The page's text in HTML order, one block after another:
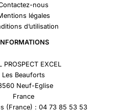
nous
légales
d’utilisation
PROSPECT EXCEL
Les Beauforts
Neuf-Eglise
France
(France) : 04 73 85 53 53